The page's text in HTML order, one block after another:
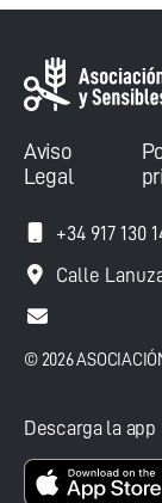
Aviso
Legal
+34 917 130
Calle
© 2026
Descarga la app